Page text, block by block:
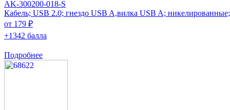
AK-300200-018-S
Кабель; USB 2.0; гнездо USB A,вилка USB A;
от 179 ₽
+1342 балла
Подробнее